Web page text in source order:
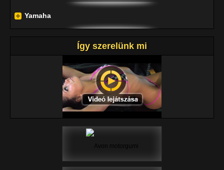
Yamaha
Így szerelünk mi